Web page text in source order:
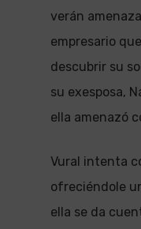
verán
empresario
descubrir su
su exesposa,
ella amenazó
Vural intenta
ofreciéndole
ella se da